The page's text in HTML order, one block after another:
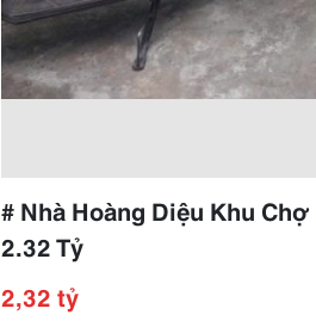
# Nhà Hoàng Diệu Khu
2.32 Tỷ
2,32 tỷ